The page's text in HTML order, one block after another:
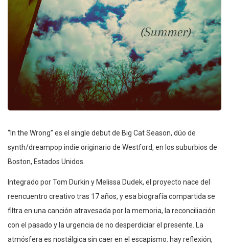
“In the Wrong” es el single debut de Big Cat Season, dúo de
synth/dreampop indie originario de Westford, en los suburbios de
Boston, Estados Unidos.
Integrado por Tom Durkin y Melissa Dudek, el proyecto nace del
reencuentro creativo tras 17 años, y esa biografía compartida se
filtra en una canción atravesada por la memoria, la reconciliación
con el pasado y la urgencia de no desperdiciar el presente. La
atmósfera es nostálgica sin caer en el escapismo: hay reflexión,